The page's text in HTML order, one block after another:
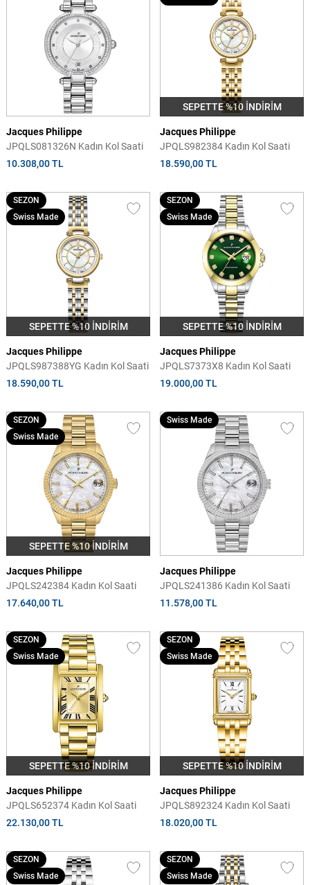
Jacques Philippe
JPQLS081326N Kadın Kol Saati
10.308,00 TL
SEPETTE %10 İNDİRİM
Jacques Philippe
JPQLS982384 Kadın Kol Saati
18.590,00 TL
SEPETTE %10 İNDİRİM
SEZON
Swiss Made
Jacques Philippe
JPQLS987388YG Kadın Kol Saati
18.590,00 TL
SEPETTE %10 İNDİRİM
SEZON
Swiss Made
Jacques Philippe
JPQLS7373X8 Kadın Kol Saati
19.000,00 TL
SEPETTE %10 İNDİRİM
SEZON
Swiss Made
Jacques Philippe
JPQLS242384 Kadın Kol Saati
17.640,00 TL
Swiss Made
Jacques Philippe
JPQLS241386 Kadın Kol Saati
11.578,00 TL
SEPETTE %10 İNDİRİM
SEZON
Swiss Made
Jacques Philippe
JPQLS652374 Kadın Kol Saati
22.130,00 TL
SEPETTE %10 İNDİRİM
SEZON
Swiss Made
Jacques Philippe
JPQLS892324 Kadın Kol Saati
18.020,00 TL
SEZON
Swiss Made
SEZON
Swiss Made